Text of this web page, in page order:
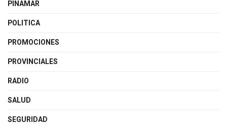
PINAMAR
POLITICA
PROMOCIONES
PROVINCIALES
RADIO
SALUD
SEGURIDAD